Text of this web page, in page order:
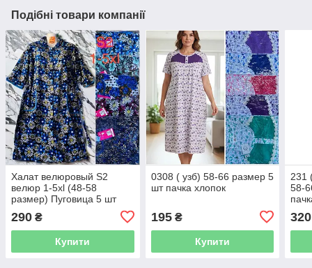
Подібні товари компанії
Халат велюровый S2
велюр 1-5xl (48-58
размер) Пуговица 5 шт
290 ₴
Купити
0308 ( узб) 58-66 размер 5
шт пачка хлопок
195₴
Купити
231
58-
320